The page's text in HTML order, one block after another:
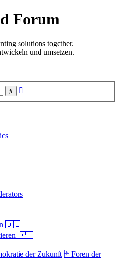
Forum
solutions together.
und umsetzen.
Search
🇩🇪
🇩🇪
der Zukunft 🗄️ Foren der